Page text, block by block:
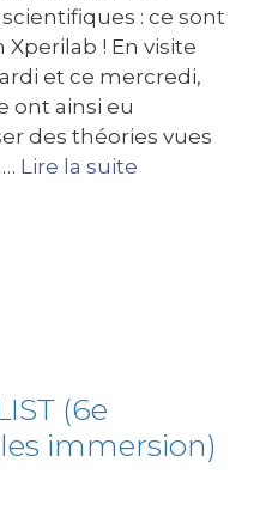
: ce sont
! En visite
et ce mercredi,
ont ainsi eu
des théories vues
Lire la suite
(6e
immersion)